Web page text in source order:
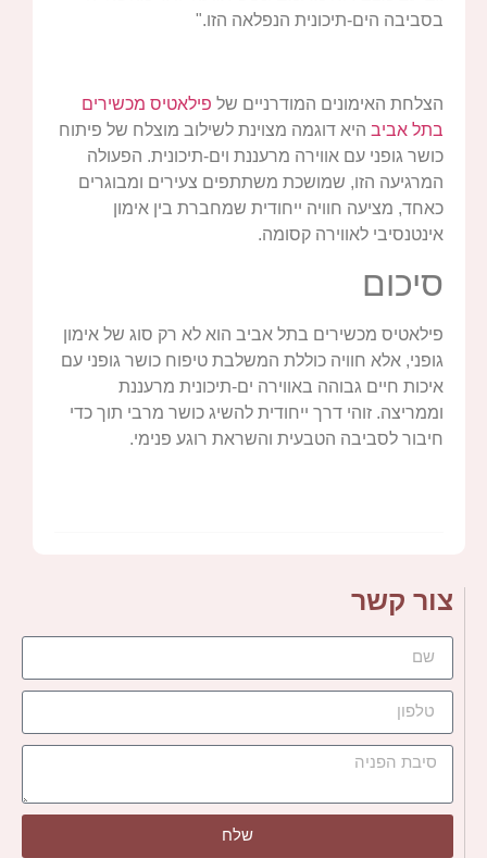
בסביבה הים-תיכונית הנפלאה הזו."
הצלחת האימונים המודרניים של פילאטיס מכשירים
בתל אביב היא דוגמה מצוינת לשילוב מוצלח של פיתוח
כושר גופני עם אווירה מרעננת וים-תיכונית. הפעולה
המרגיעה הזו, שמושכת משתתפים צעירים ומבוגרים
כאחד, מציעה חוויה ייחודית שמחברת בין אימון
אינטנסיבי לאווירה קסומה.
סיכום
פילאטיס מכשירים בתל אביב הוא לא רק סוג של אימון
גופני, אלא חוויה כוללת המשלבת טיפוח כושר גופני עם
איכות חיים גבוהה באווירה ים-תיכונית מרעננת
וממריצה. זוהי דרך ייחודית להשיג כושר מרבי תוך כדי
חיבור לסביבה הטבעית והשראת רוגע פנימי.
צור קשר
שלח